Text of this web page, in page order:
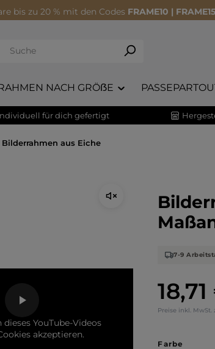
bis zu 20 % mit den Codes FRAME10 |
NACH GRÖẞE
für dich gefertigt
Bilderrahmen aus Eiche
YouTube-Videos
akzeptieren.
Regulärer
Preise inkl. MwSt.
7-9
Farbe